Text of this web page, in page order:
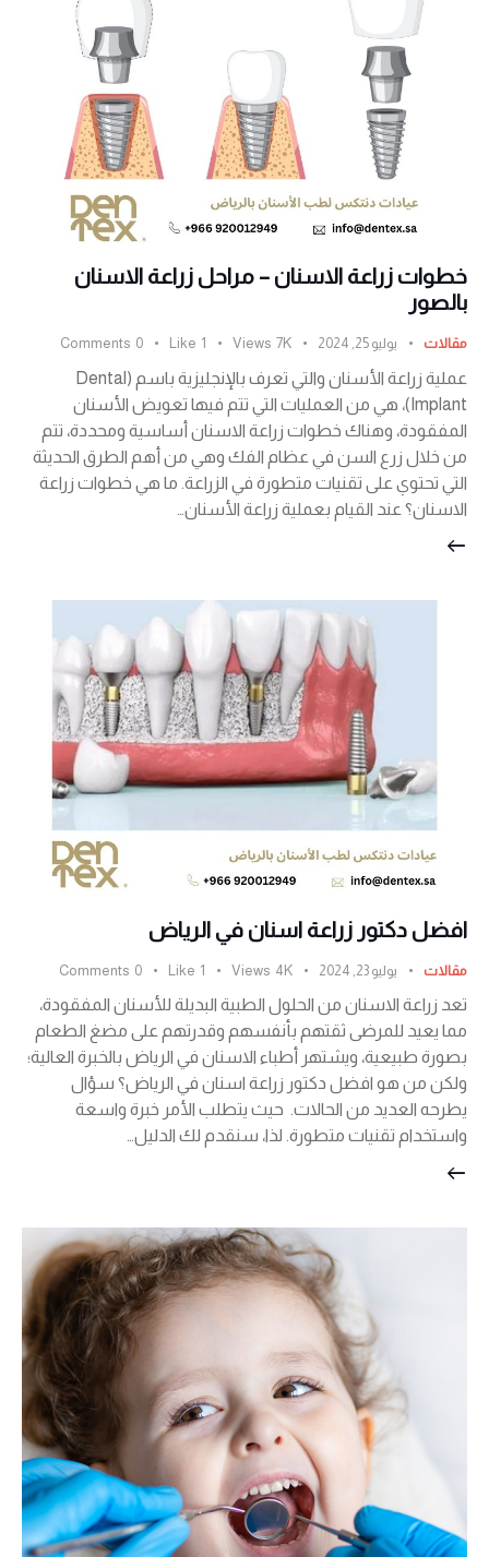
خطوات زراعة الاسنان – مراحل زراعة الاسنان
بالصور
مقالات يوليو 25, 2024 7K
Views
1
Like
0
Comments
عملية زراعة الأسنان والتي تعرف بالإنجليزية باسم (Dental
Implant)، هي من العمليات التي تتم فيها تعويض الأسنان
المفقودة، وهناك خطوات زراعة الاسنان أساسية ومحددة، تتم
من خلال زرع السن في عظام الفك وهي من أهم الطرق الحديثة
التي تحتوي على تقنيات متطورة في الزراعة. ما هي خطوات زراعة
الاسنان؟ عند القيام بعملية زراعة الأسنان…
افضل دكتور زراعة اسنان في الرياض
مقالات يوليو 23, 2024 4K
Views
1
Like
0
Comments
تعد زراعة الاسنان من الحلول الطبية البديلة للأسنان المفقودة،
مما يعيد للمرضى ثقتهم بأنفسهم وقدرتهم على مضغ الطعام
بصورة طبيعية، ويشتهر أطباء الاسنان في الرياض بالخبرة العالية؛
ولكن من هو افضل دكتور زراعة اسنان في الرياض؟ سؤال
يطرحه العديد من الحالات. حيث يتطلب الأمر خبرة واسعة
واستخدام تقنيات متطورة. لذا، سنقدم لك الدليل…